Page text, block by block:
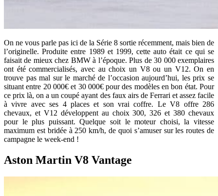
On ne vous parle pas ici de la Série 8 sortie récemment, mais bien de
l’originelle. Produite entre 1989 et 1999, cette auto était ce qui se
faisait de mieux chez BMW à l’époque. Plus de 30 000 exemplaires
ont été commercialisés, avec au choix un V8 ou un V12. On en
trouve pas mal sur le marché de l’occasion aujourd’hui, les prix se
situant entre 20 000€ et 30 000€ pour des modèles en bon état. Pour
ce prix là, on a un coupé ayant des faux airs de Ferrari et assez facile
à vivre avec ses 4 places et son vrai coffre. Le V8 offre 286
chevaux, et V12 développent au choix 300, 326 et 380 chevaux
pour le plus puissant. Quelque soit le moteur choisi, la vitesse
maximum est bridée à 250 km/h, de quoi s’amuser sur les routes de
campagne le week-end !
Aston Martin V8 Vantage